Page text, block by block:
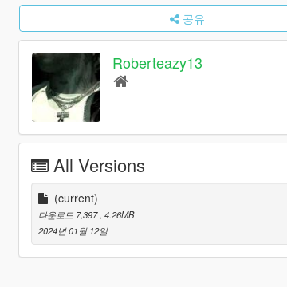
공유
Roberteazy13
All Versions
(current)
다운로드 7,397 , 4.26MB
2024년 01월 12일